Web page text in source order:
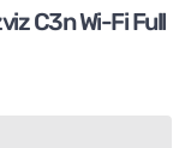
C3n Wi-Fi Full